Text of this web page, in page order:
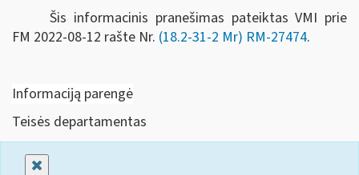
Šis informacinis pranešimas pateiktas VMI prie
FM 2022-08-12 rašte Nr. (18.2-31-2 Mr) RM-27474.
Informaciją parengė
Teisės departamentas